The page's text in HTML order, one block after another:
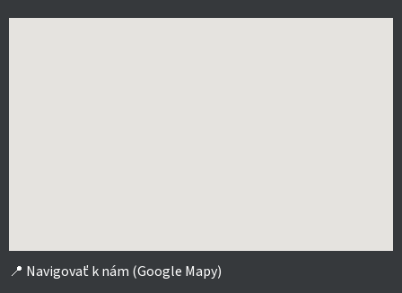
📍 Navigovať k nám (Google Mapy)